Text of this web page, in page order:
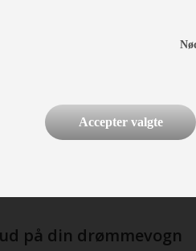
så du kan
er nemt for såvel enlige som
flere af markedets førende
finder du:
Selection, Sudwind, Scandinavian
og FDK, 550 FSK, 580 UF, QS,
HACIENDA, IMPERIAL/
MUSICA, STYLE LIFT, EXQUISITE
syn for sagen og få en kyndig
på din drømmevogn
Accepter valgte